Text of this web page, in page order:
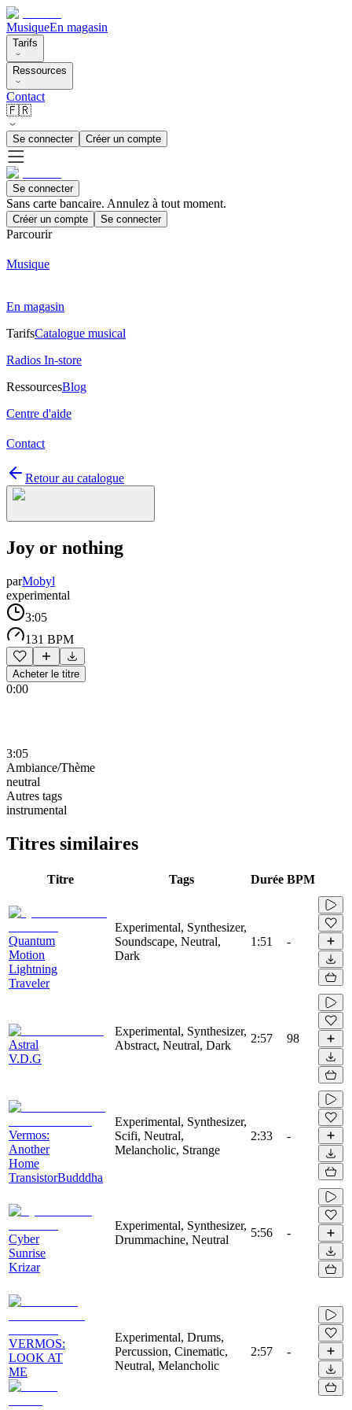
MusiqueEn magasin
Tarifs
Ressources
Contact
🇫🇷
Se connecter Créer un compte
Se connecter
Sans carte bancaire. Annulez à tout moment.
Créer un compte Se connecter
Parcourir
Musique
En magasin
TarifsCatalogue musical
Radios In-store
RessourcesBlog
Centre d'aide
Contact
Retour au catalogue
Joy or nothing
parMobyl
experimental
3:05
131 BPM
Acheter le titre
0:00
3:05
Ambiance/Thème
neutral
Autres tags
instrumental
Titres similaires
Titre Tags Durée BPM
Quantum
Motion
Lightning
Traveler
Experimental, Synthesizer,
Soundscape, Neutral,
Dark
1:51 -
Astral
V.D.G
Experimental, Synthesizer,
Abstract, Neutral, Dark
2:57 98
Vermos:
Another
Home
TransistorBudddha
Experimental, Synthesizer,
Scifi, Neutral,
Melancholic, Strange
2:33 -
Cyber
Sunrise
Krizar
Experimental, Synthesizer,
Drummachine, Neutral
5:56 -
VERMOS:
LOOK AT
ME
Experimental, Drums,
Percussion, Cinematic,
Neutral, Melancholic
2:57 -